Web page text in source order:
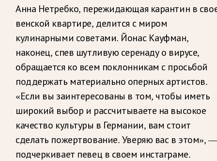
Анна Нетребко, пережидающая карантин в
венской квартире, делится с миром
кулинарными советами. Йонас Кауфман,
наконец, спев шутливую серенаду о вирусе,
обращается ко всем поклонникам с просьбой
поддержать материально оперных артистов.
«Если вы заинтересованы в том, чтобы иметь
широкий выбор и рассчитываете на высокое
качество культуры в Германии, вам стоит
сделать пожертвование. Уверяю вас в этом»,
подчеркивает певец в своем инстаграме.